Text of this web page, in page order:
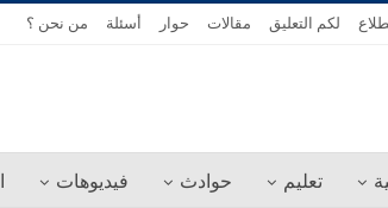
لكم التعليق مقالات حوار أسئلة من نحن ؟
تعليم حوادث فيديوهات